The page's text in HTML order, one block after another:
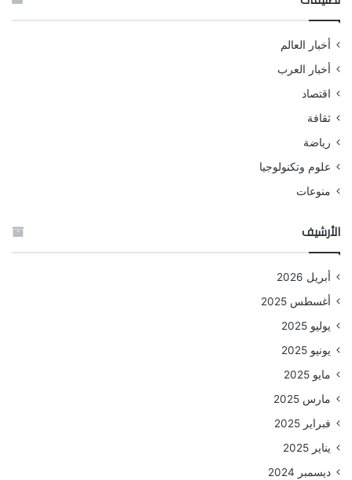
أخبار العالم
أخبار العرب
اقتصاد
ثقافة
رياضة
علوم وتكنولوجيا
منوعات
الأرشيف
أبريل 2026
أغسطس 2025
يوليو 2025
يونيو 2025
مايو 2025
مارس 2025
فبراير 2025
يناير 2025
ديسمبر 2024